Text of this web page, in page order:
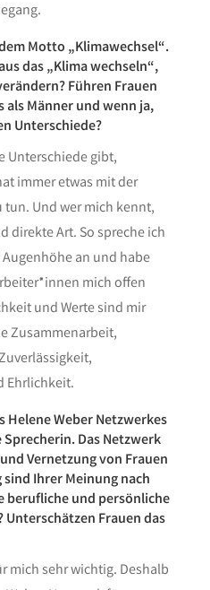
Motto „Klimawechsel“.
das „Klima wechseln“,
Führen Frauen
als Männer und wenn ja,
Unterschiede?
Unterschiede gibt,
immer etwas mit der
Und wer mich kennt,
direkte Art. So spreche ich
an und habe
mich offen
und Werte sind mir
Zusammenarbeit,
Ehrlichkeit.
Weber Netzwerkes
Das Netzwerk
Vernetzung von Frauen
Ihrer Meinung nach
berufliche und persönliche
Frauen das
mich sehr wichtig. Deshalb